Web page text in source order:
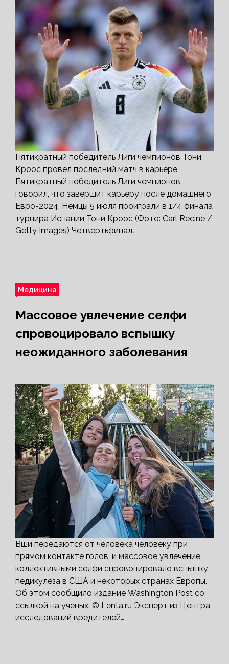
Пятикратный победитель Лиги чемпионов Тони
Кроос провел последний матч в карьере
Пятикратный победитель Лиги чемпионов
говорил, что завершит карьеру после домашнего
Евро-2024. Немцы 5 июля проиграли в 1/4 финала
турнира Испании Тони Кроос (Фото: Carl Recine /
Getty Images) Четвертьфинал…
Медицина
Массовое увлечение селфи
спровоцировало вспышку
неожиданного заболевания
Вши передаются от человека человеку при
прямом контакте голов, и массовое увлечение
коллективными селфи спровоцировало вспышку
педикулеза в США и некоторых странах Европы.
Об этом сообщило издание Washington Post со
ссылкой на ученых. © Lenta.ru Эксперт из Центра
исследований вредителей…